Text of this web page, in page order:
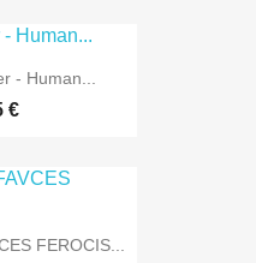
- Human...
€
FEROCIS...